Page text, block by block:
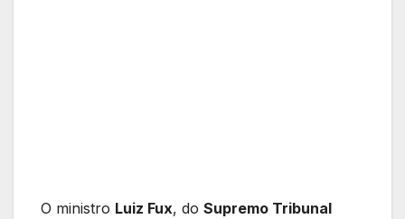
O ministro Luiz Fux, do Supremo Tribunal